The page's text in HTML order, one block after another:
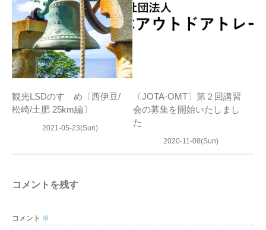
観光LSDのすゝめ〔西伊豆/
松崎/土肥 25km編〕
2021-05-23(Sun)
〔JOTA-OMT〕第２回講習
会の募集を開始いたしまし
た
2020-11-08(Sun)
コメントを残す
コメント ※